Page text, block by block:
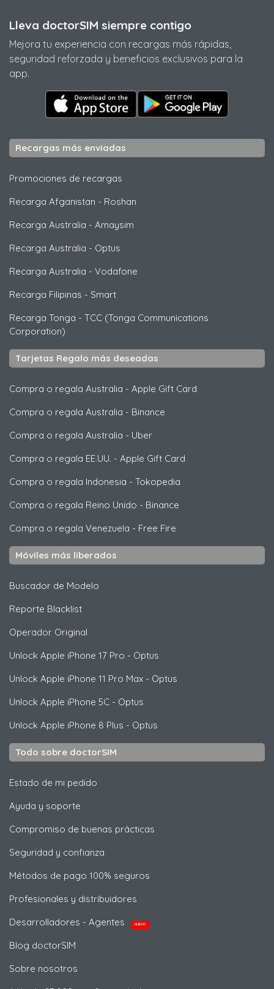
Lleva doctorSIM siempre contigo
Mejora tu experiencia con recargas más rápidas,
seguridad reforzada y beneficios exclusivos para la
app.
Recargas más enviadas
Promociones de recargas
Recarga Afganistan - Roshan
Recarga Australia - Amaysim
Recarga Australia - Optus
Recarga Australia - Vodafone
Recarga Filipinas - Smart
Recarga Tonga - TCC (Tonga Communications
Corporation)
Tarjetas Regalo más deseadas
Compra o regala Australia - Apple Gift Card
Compra o regala Australia - Binance
Compra o regala Australia - Uber
Compra o regala EE.UU. - Apple Gift Card
Compra o regala Indonesia - Tokopedia
Compra o regala Reino Unido - Binance
Compra o regala Venezuela - Free Fire
Móviles más liberados
Buscador de Modelo
Reporte Blacklist
Operador Original
Unlock Apple iPhone 17 Pro - Optus
Unlock Apple iPhone 11 Pro Max - Optus
Unlock Apple iPhone 5C - Optus
Unlock Apple iPhone 8 Plus - Optus
Todo sobre doctorSIM
Estado de mi pedido
Ayuda y soporte
Compromiso de buenas prácticas
Seguridad y confianza
Métodos de pago 100% seguros
Profesionales y distribuidores
Desarrolladores - Agentes
NUEVO
Blog doctorSIM
Sobre nosotros